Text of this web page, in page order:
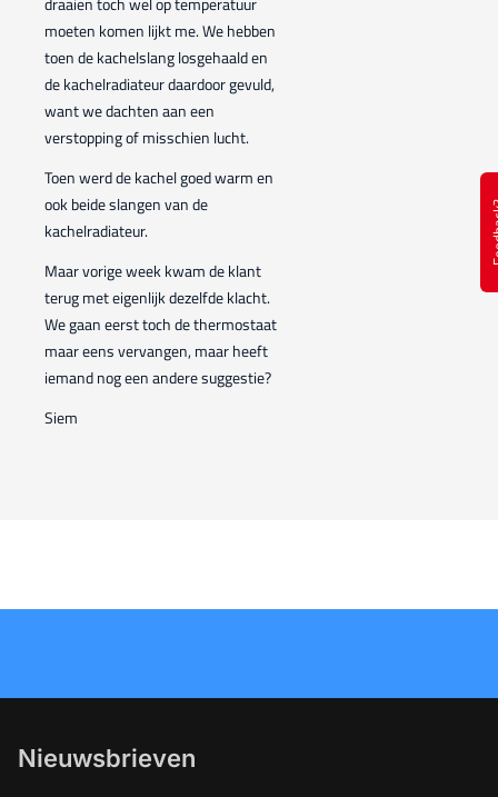
moeten komen lijkt me. We hebben
toen de kachelslang losgehaald en
de kachelradiateur daardoor gevuld,
want we dachten aan een
verstopping of misschien lucht.
Toen werd de kachel goed warm en
ook beide slangen van de
kachelradiateur.
Maar vorige week kwam de klant
terug met eigenlijk dezelfde klacht.
We gaan eerst toch de thermostaat
maar eens vervangen, maar heeft
iemand nog een andere suggestie?
Siem
Nieuwsbrieven